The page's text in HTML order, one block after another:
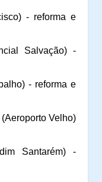
- reforma e
Salvação) -
- reforma e
Velho)
Santarém) -